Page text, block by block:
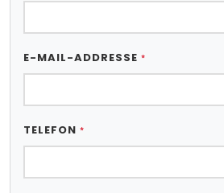
E-MAIL-ADDRESSE *
TELEFON *